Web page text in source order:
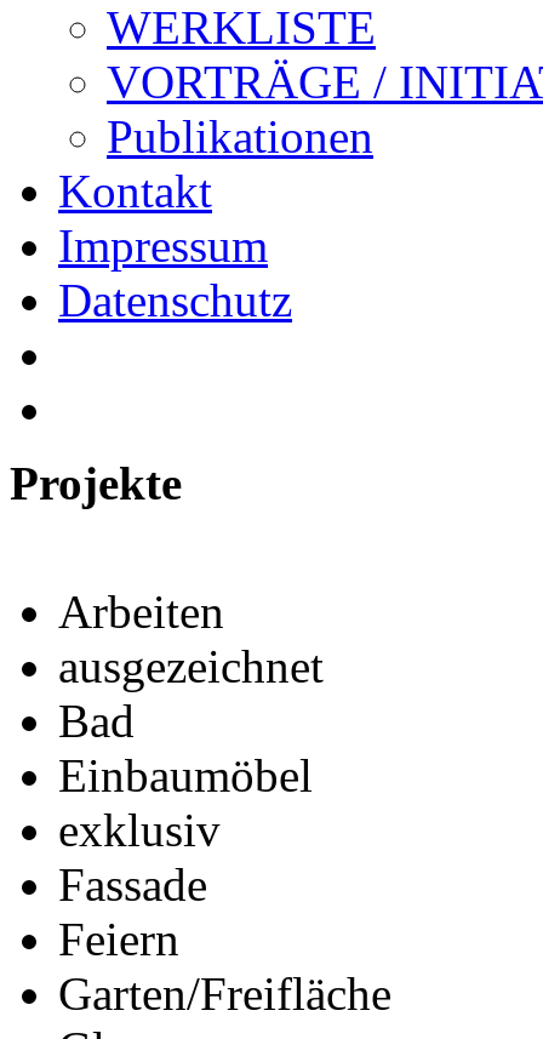
WERKLISTE
VORTRÄGE /
Publikationen
Kontakt
Impressum
Datenschutz
Projekte
Arbeiten
ausgezeichnet
Bad
Einbaumöbel
exklusiv
Fassade
Feiern
Garten/Freifläche